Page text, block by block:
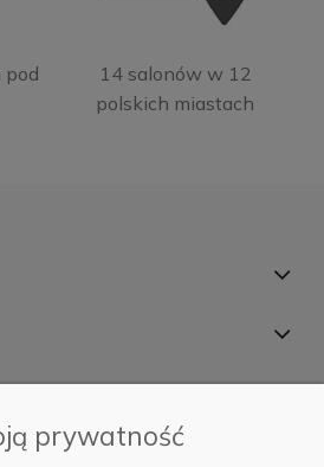
pod
14 salonów w 12
polskich miastach
prywatność